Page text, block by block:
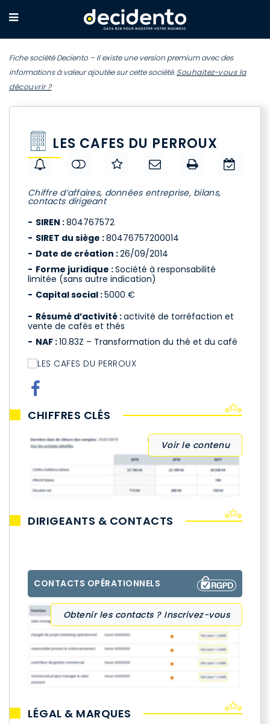
Fiche société Deciento – Il existe une version premium avec des
informations à valeur ajoutée sur cette société. Souhaitez-vous la
découvrir ?
LES CAFES DU PERROUX
Chiffre d’affaires, données entreprise, bilans,
contacts dirigeant
SIREN :804767572
SIRET du siège :80476757200014
Date de création :26/09/2014
Forme juridique :Société à responsabilité
limitée (sans autre indication)
Capital social :5000 €
Résumé d’activité :activité de torréfaction et
vente de cafés et thés
NAF :10.83Z – Transformation du thé et du café
CHIFFRES CLÉS
Voir le contenu
DIRIGEANTS & CONTACTS
CONTACTS OPÉRATIONNELS
Obtenir les contacts ? Inscrivez-vous
LÉGAL & MARQUES